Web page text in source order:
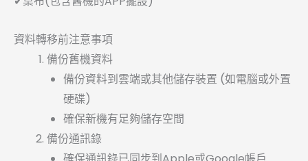
資料轉移前注意事項
備份舊機資料
備份資料到雲端或其他儲存裝置 (如電腦或外置
硬碟)
確保新機有足夠儲存空間
備份通訊錄